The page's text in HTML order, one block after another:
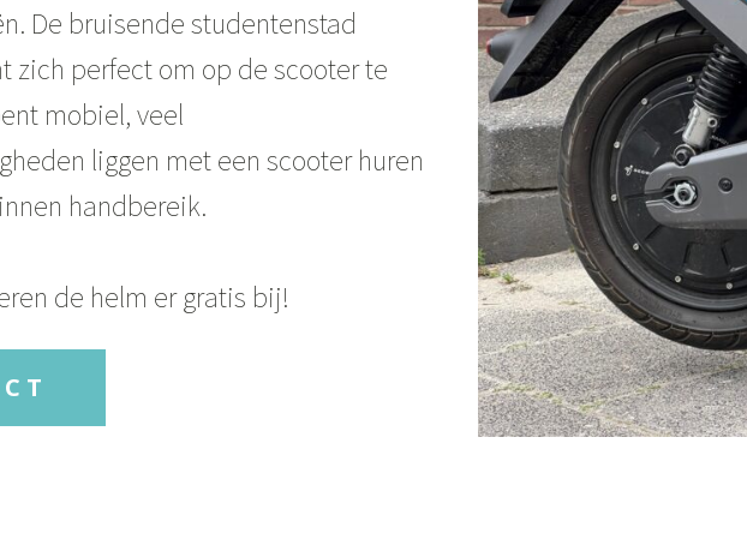
De bruisende studentenstad
zich perfect om op de scooter te
mobiel, veel
liggen met een scooter huren
handbereik.
de helm er gratis bij!